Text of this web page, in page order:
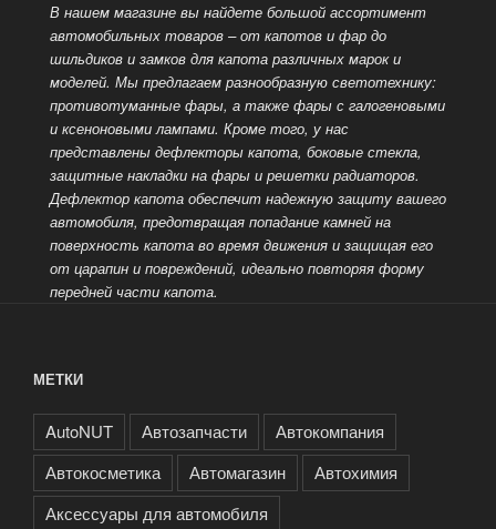
В нашем магазине вы найдете большой ассортимент
автомобильных товаров – от капотов и фар до
шильдиков и замков для капота различных марок и
моделей. Мы предлагаем разнообразную светотехнику:
противотуманные фары, а также фары с галогеновыми
и ксеноновыми лампами. Кроме того, у нас
представлены дефлекторы капота, боковые стекла,
защитные накладки на фары и решетки радиаторов.
Дефлектор капота обеспечит надежную защиту вашего
автомобиля, предотвращая попадание камней на
поверхность капота во время движения и защищая его
от царапин и повреждений, идеально повторяя форму
передней части капота.
МЕТКИ
AutoNUT Автозапчасти
Автокомпания
Автокосметика
Автомагазин
Автохимия
Аксессуары для автомобиля